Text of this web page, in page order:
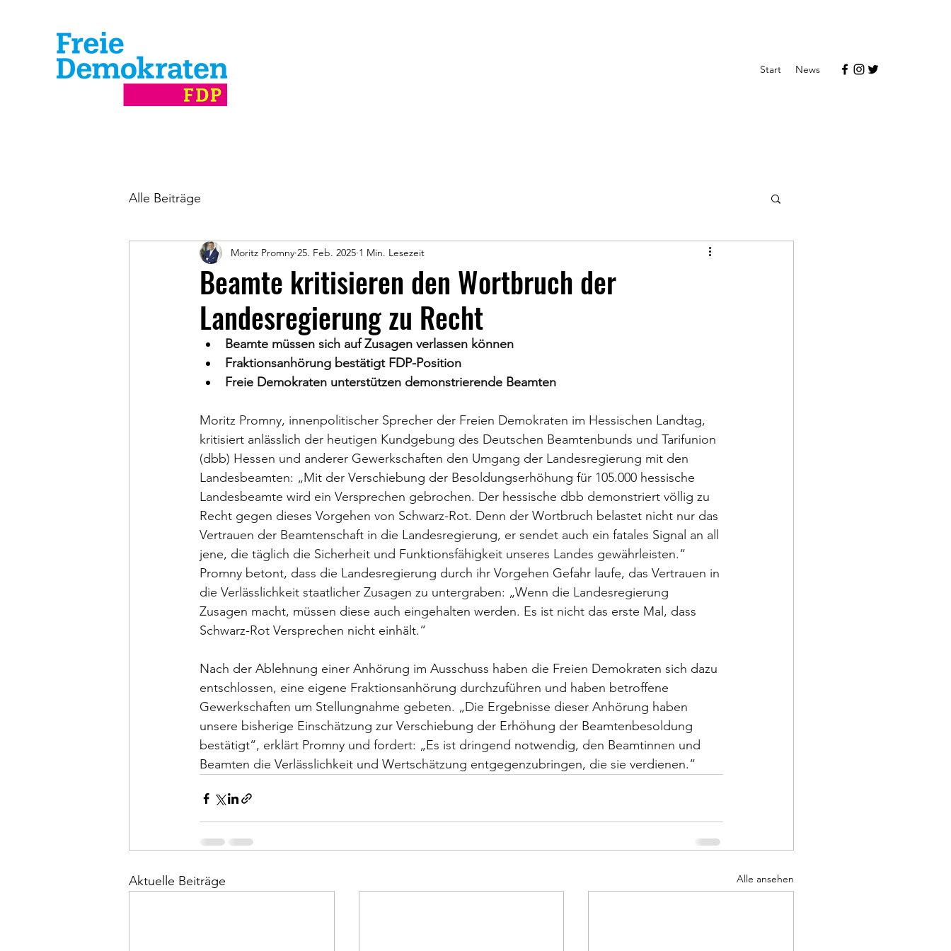
Start News
Alle Beiträge
Beamte kritisieren den Wortbruch der
Landesregierung zu Recht
Moritz Promny 25. Feb. 2025 1 Min. Lesezeit
Beamte müssen sich auf Zusagen verlassen können
Fraktionsanhörung bestätigt FDP-Position
Freie Demokraten unterstützen demonstrierende Beamten
Moritz Promny, innenpolitischer Sprecher der Freien Demokraten im Hessischen Landtag,
kritisiert anlässlich der heutigen Kundgebung des Deutschen Beamtenbunds und Tarifunion
(dbb) Hessen und anderer Gewerkschaften den Umgang der Landesregierung mit den
Landesbeamten: „Mit der Verschiebung der Besoldungserhöhung für 105.000 hessische
Landesbeamte wird ein Versprechen gebrochen. Der hessische dbb demonstriert völlig zu
Recht gegen dieses Vorgehen von Schwarz-Rot. Denn der Wortbruch belastet nicht nur das
Vertrauen der Beamtenschaft in die Landesregierung, er sendet auch ein fatales Signal an all
jene, die täglich die Sicherheit und Funktionsfähigkeit unseres Landes gewährleisten.“
Promny betont, dass die Landesregierung durch ihr Vorgehen Gefahr laufe, das Vertrauen in
die Verlässlichkeit staatlicher Zusagen zu untergraben: „Wenn die Landesregierung
Zusagen macht, müssen diese auch eingehalten werden. Es ist nicht das erste Mal, dass
Schwarz-Rot Versprechen nicht einhält.“
Nach der Ablehnung einer Anhörung im Ausschuss haben die Freien Demokraten sich dazu
entschlossen, eine eigene Fraktionsanhörung durchzuführen und haben betroffene
Gewerkschaften um Stellungnahme gebeten. „Die Ergebnisse dieser Anhörung haben
unsere bisherige Einschätzung zur Verschiebung der Erhöhung der Beamtenbesoldung
bestätigt“, erklärt Promny und fordert: „Es ist dringend notwendig, den Beamtinnen und
Beamten die Verlässlichkeit und Wertschätzung entgegenzubringen, die sie verdienen.“
Aktuelle Beiträge Alle ansehen